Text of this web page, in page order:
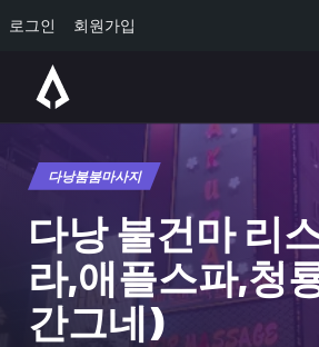
로그인 회원가입
Skip to main content
다낭붐붐마사지
다낭 불건마 리
라,애플스파,청
간그네)